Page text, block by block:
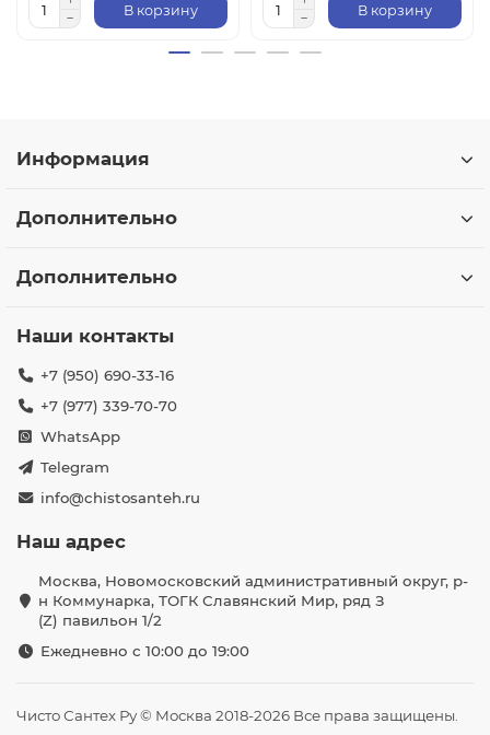
В корзину В корзину
Информация
Дополнительно
Дополнительно
Наши контакты
+7 (950) 690-33-16
+7 (977) 339-70-70
WhatsApp
Telegram
info@chistosanteh.ru
Наш адрес
Москва, Новомосковский административный округ, р-
н Коммунарка, ТОГК Славянский Мир, ряд З
(Z) павильон 1/2
Ежедневно с 10:00 до 19:00
Чисто Сантех Ру © Москва 2018-2026 Все права защищены.